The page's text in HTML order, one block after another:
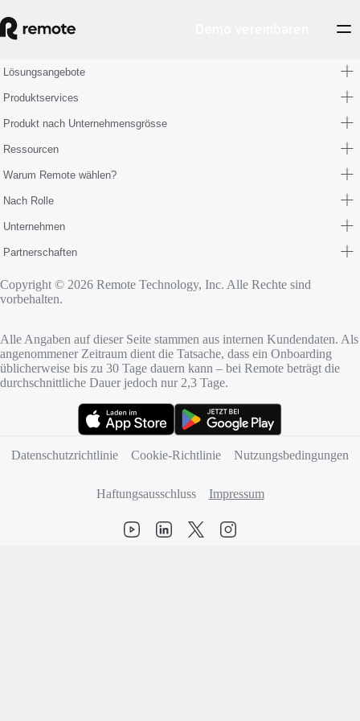
Lösungsangebote
Produktservices
Produkt nach Unternehmensgrösse
Ressourcen
Warum Remote wählen?
Nach Rolle
Unternehmen
Partnerschaften
Copyright © 2026 Remote Technology, Inc. Alle Rechte sind
vorbehalten.
Alle Angaben auf dieser Seite stammen aus internen Kundendaten. Als
angenommener Zeitraum dient die Tatsache, dass ein Onboarding
üblicherweise bis zu 30 Tage dauern kann – bei Remote beträgt die
durchschnittliche Dauer jedoch nur 2,3 Tage.
Datenschutzrichtlinie
Cookie‑Richtlinie Nutzungsbedingungen
Haftungsausschluss Impressum